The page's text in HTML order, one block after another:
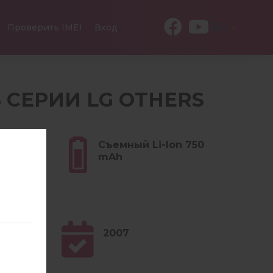
Проверить IMEI Вход
СЕРИИ LG OTHERS
Съемный Li-Ion 750
mAh
2007